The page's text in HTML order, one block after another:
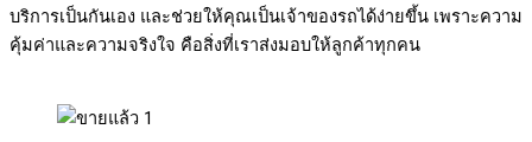
บริการเป็นกันเอง และช่วยให้คุณเป็นเจ้าของรถได้ง่ายขึ้น เพราะความ
คุ้มค่าและความจริงใจ คือสิ่งที่เราส่งมอบให้ลูกค้าทุกคน